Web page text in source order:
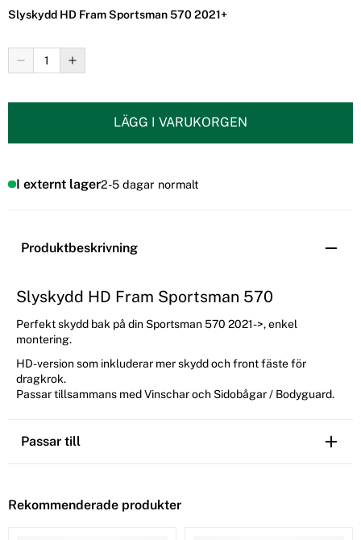
Slyskydd HD Fram Sportsman 570 2021+
LÄGG I VARUKORGEN
I externt lager2-5 dagar normalt
Produktbeskrivning
Slyskydd HD Fram Sportsman 570
Perfekt skydd bak på din Sportsman 570 2021->, enkel
montering.
HD-version som inkluderar mer skydd och front fäste för
dragkrok.
Passar tillsammans med Vinschar och Sidobågar / Bodyguard.
Passar till
Rekommenderade produkter